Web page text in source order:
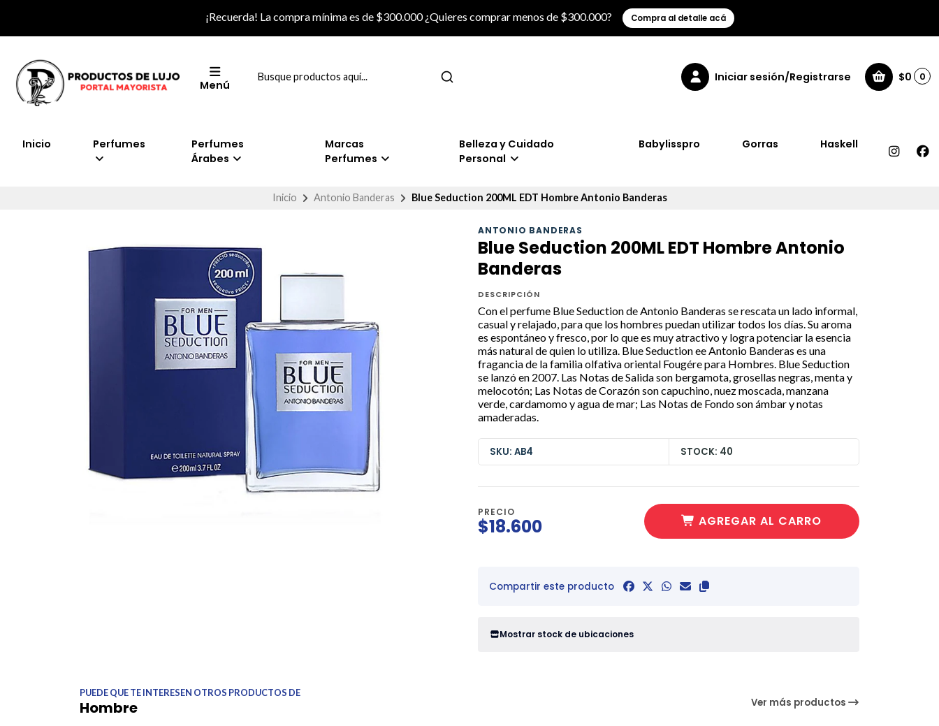
¡Recuerda! La compra mínima es de $300.000 ¿Quieres comprar menos de $300.000? Compra al detalle acá
Menú
Iniciar sesión/Registrarse $0 0
Inicio Perfumes
Perfumes
Árabes
Marcas
Perfumes
Belleza y Cuidado
Personal
Babylisspro Gorras Haskell
Inicio Antonio Banderas Blue Seduction 200ML EDT Hombre Antonio Banderas
ANTONIO BANDERAS
Blue Seduction 200ML EDT Hombre Antonio
Banderas
DESCRIPCIÓN
Con el perfume Blue Seduction de Antonio Banderas se rescata un lado informal,
casual y relajado, para que los hombres puedan utilizar todos los días. Su aroma
es espontáneo y fresco, por lo que es muy atractivo y logra potenciar la esencia
más natural de quien lo utiliza. Blue Seduction ee Antonio Banderas es una
fragancia de la familia olfativa oriental Fougére para Hombres. Blue Seduction
se lanzó en 2007. Las Notas de Salida son bergamota, grosellas negras, menta y
melocotón; Las Notas de Corazón son capuchino, nuez moscada, manzana
verde, cardamomo y agua de mar; Las Notas de Fondo son ámbar y notas
amaderadas.
SKU: AB4 STOCK: 40
PRECIO
$18.600 AGREGAR AL CARRO
Compartir este producto
Mostrar stock de ubicaciones
PUEDE QUE TE INTERESEN OTROS PRODUCTOS DE
Hombre Ver más productos